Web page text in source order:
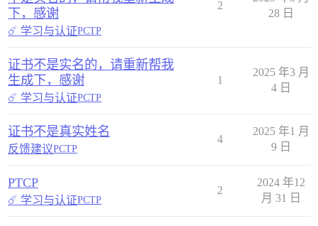
下，感谢
☄️ 学习与认证PCTP
2
28 日
证书不是实名的，请重新帮我
生成下，感谢
☄️ 学习与认证PCTP
1
2025 年3 月
4 日
证书不是真实姓名
反馈建议PCTP
4
2025 年1 月
9 日
PTCP
☄️ 学习与认证PCTP
2
2024 年12
月 31 日